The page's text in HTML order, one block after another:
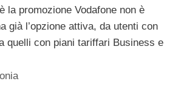
la promozione Vodafone non è
già l’opzione attiva, da utenti con
quelli con piani tariffari Business e